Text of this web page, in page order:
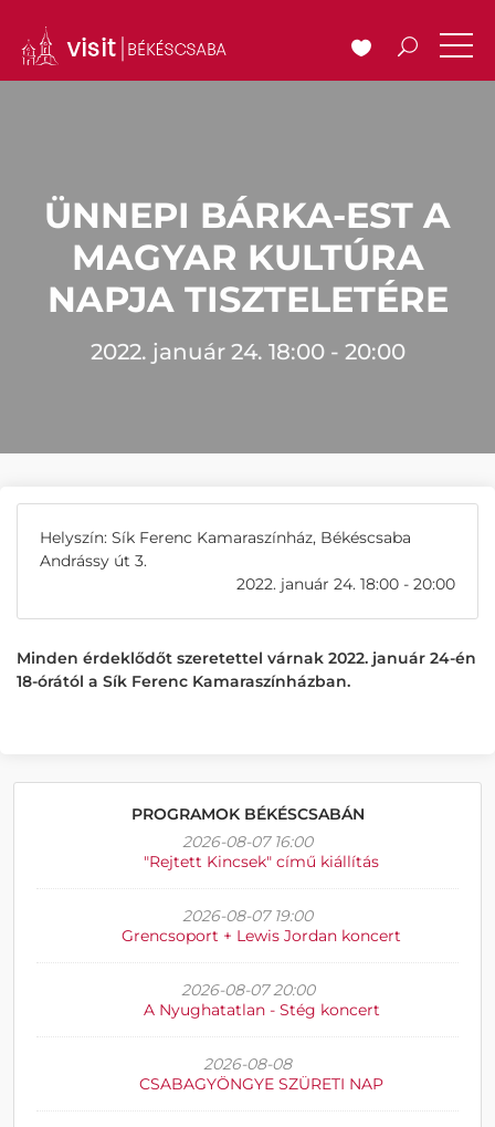
ÜNNEPI BÁRKA-EST A
MAGYAR KULTÚRA
NAPJA TISZTELETÉRE
2022. január 24. 18:00 - 20:00
Helyszín: Sík Ferenc Kamaraszínház, Békéscsaba
Andrássy út 3.
2022. január 24. 18:00 - 20:00
Minden érdeklődőt szeretettel várnak 2022. január 24-én
18-órától a Sík Ferenc Kamaraszínházban.
PROGRAMOK BÉKÉSCSABÁN
2026-08-07 16:00
"Rejtett Kincsek" című kiállítás
2026-08-07 19:00
Grencsoport + Lewis Jordan koncert
2026-08-07 20:00
A Nyughatatlan - Stég koncert
2026-08-08
CSABAGYÖNGYE SZÜRETI NAP